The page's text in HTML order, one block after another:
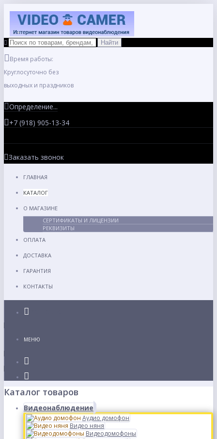
Время работы:
Круглосуточно без
выходных и праздников
Определение...
+7 (918) 905-13-34
Заказать звонок
ГЛАВНАЯ
КАТАЛОГ
О МАГАЗИНЕ
СЕРТИФИКАТЫ И ЛИЦЕНЗИИ
РЕКВИЗИТЫ
ОПЛАТА
ДОСТАВКА
ГАРАНТИЯ
КОНТАКТЫ
МЕНЮ
Каталог товаров
Видеонаблюдение
Аудио домофон
Видео няня
Видеодомофоны